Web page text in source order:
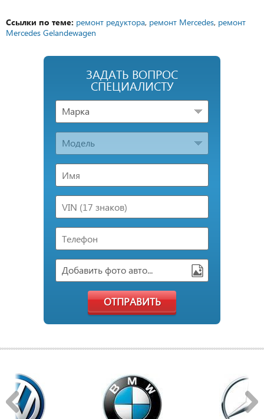
Ссылки по теме: ремонт редуктора, ремонт Mercedes, ремонт
Mercedes Gelandewagen
ЗАДАТЬ ВОПРОС
СПЕЦИАЛИСТУ
Марка
Модель
Добавить фото авто...
ОТПРАВИТЬ